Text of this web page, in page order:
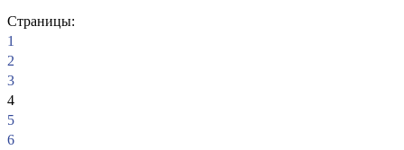
Страницы:
1
2
3
4
5
6